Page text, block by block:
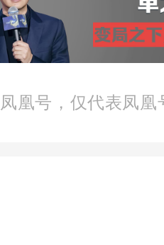
器，可以直
室外，更加
外墙的确可
凰号，仅代表凤凰